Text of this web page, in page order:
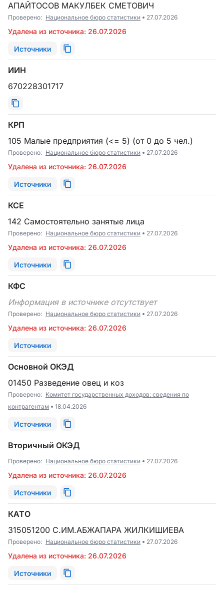
АПАЙТОСОВ МАКУЛБЕК СМЕТОВИЧ
Проверено: Национальное бюро статистики 27.07.2026
Удалена из источника: 26.07.2026
Источники
ИИН
670228301717
КРП
105 Малые предприятия (<= 5) (от 0 до 5 чел.)
Проверено: Национальное бюро статистики 27.07.2026
Удалена из источника: 26.07.2026
Источники
КСЕ
142 Самостоятельно занятые лица
Проверено: Национальное бюро статистики 27.07.2026
Удалена из источника: 26.07.2026
Источники
КФС
Информация в источнике отсутствует
Проверено: Национальное бюро статистики 27.07.2026
Удалена из источника: 26.07.2026
Источники
Основной ОКЭД
01450 Разведение овец и коз
Проверено: Комитет государственных доходов: сведения по
контрагентам
18.04.2026
Источники
Вторичный ОКЭД
Проверено: Национальное бюро статистики 27.07.2026
Удалена из источника: 26.07.2026
Источники
КАТО
315051200 С.ИМ.АБЖАПАРА ЖИЛКИШИЕВА
Проверено: Национальное бюро статистики 27.07.2026
Удалена из источника: 26.07.2026
Источники